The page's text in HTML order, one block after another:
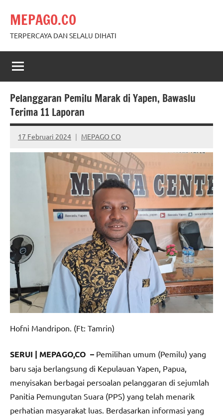
content
MEPAGO.CO
TERPERCAYA DAN SELALU DIHATI
Pelanggaran Pemilu Marak di Yapen, Bawaslu
Terima 11 Laporan
17 Februari 2024 MEPAGO CO
No
comments
Hofni Mandripon. (Ft: Tamrin)
SERUI | MEPAGO,CO – Pemilihan umum (Pemilu) yang
baru saja berlangsung di Kepulauan Yapen, Papua,
menyisakan berbagai persoalan pelanggaran di sejumlah
Panitia Pemungutan Suara (PPS) yang telah menarik
perhatian masyarakat luas. Berdasarkan informasi yang